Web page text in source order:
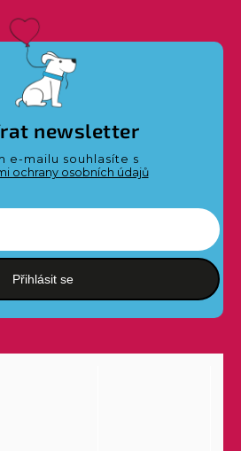
newsletter
e-mailu souhlasíte s
ochrany osobních údajů
Přihlásit se